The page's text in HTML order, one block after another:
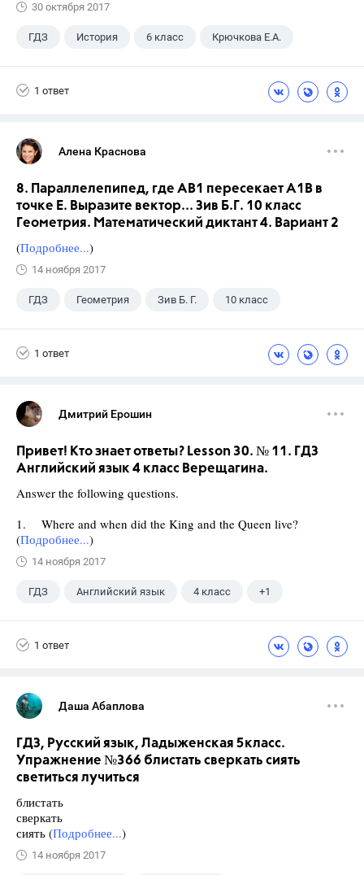
30 октября 2017
ГДЗ История 6 класс Крючкова Е.А.
1 ответ
Алена Краснова
8. Параллелепипед, где АВ1 пересекает А1В в
точке Е. Выразите вектор... Зив Б.Г. 10 класс
Геометрия. Математический диктант 4. Вариант 2
(Подробнее...)
14 ноября 2017
ГДЗ Геометрия Зив Б. Г. 10 класс
1 ответ
Дмитрий Ерошин
Привет! Кто знает ответы? Lesson 30. № 11. ГДЗ
Английский язык 4 класс Верещагина.
Answer the following questions.
1. Where and when did the King and the Queen live?
(Подробнее...)
14 ноября 2017
ГДЗ Английский язык 4 класс +1
1 ответ
Даша Абаплова
ГДЗ, Русский язык, Ладыженская 5класс.
Упражнение №366 блистать сверкать сиять
светиться лучиться
блистать
сверкать
сиять (Подробнее...)
14 ноября 2017